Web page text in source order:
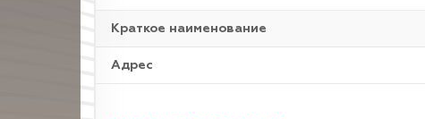
Краткое наименование
Адрес